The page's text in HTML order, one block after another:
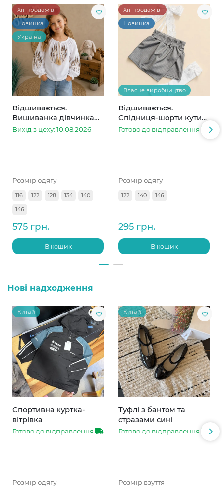
Хіт продажів!
Новинка
Україна
Відшивається.
Вишиванка дівчинка
колоски
Вихід з цеху: 10.08.2026
Розмір одягу
116 122 128 134
140
146
575 грн.
В кошик
Хіт продажів!
Новинка
Власне виробництво
Відшивається.
Спідниця-шорти кутик
сіра в смужку
Готово до відправлення
Розмір одягу
122 140 146
295 грн.
В кошик
Нові надходження
Китай
Спортивна куртка-
вітрівка
Готово до відправлення
Розмір одягу
Китай
Туфлі з бантом та
стразами сині
Готово до відправлення
Розмір взуття